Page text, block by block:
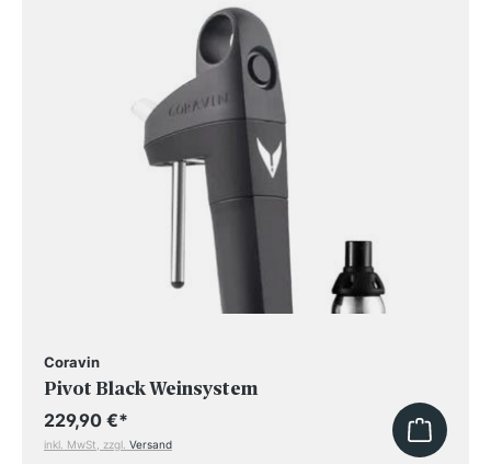
Coravin
Pivot Black Weinsystem
229,90 €*
inkl. MwSt, zzgl. Versand